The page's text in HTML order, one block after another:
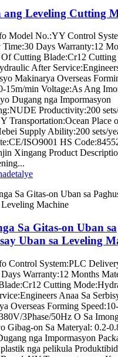
ang Leveling Cutting
Model No.:YY Control
Days Warranty:12
Cutting Blade:Cr12 Cutting
After
Makinarya Overseas
15m/min Voltage:As Ang
Dugang nga Impormasyon
Productivity:200
Transportation:Ocean Place
Supply Ability:200 sets/
ISO9001 HS
Xingang Product
detalye
Sa Gitas-on Uban sa
Uban sa Leveling
Control System:PLC
Warranty:12 Months
Cutting
Anaa Sa
Overseas Forming
3Phase/50Hz O Sa
Gibag-on Sa Materyal: 0.2-
nga Impormasyon
nga pelikula